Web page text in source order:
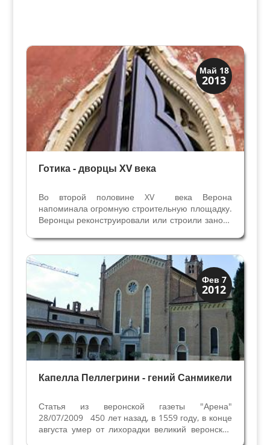
Май 18
2013
Венецианская
Верона
Готика - дворцы XV века
Во второй половине XV века Верона
напоминала огромную строительную площадку.
Веронцы реконструировали или строили заново
входные порталы - великолепными
мраморными карнизами и украшениями.
Преобладал в то время...
Фев 7
2012
Архитектура
Искусство
Капелла Пеллегрини - гений Санмикели
Статья из веронской газеты "Арена"
28/07/2009 450 лет назад, в 1559 году, в конце
августа умер от лихорадки великий веронский